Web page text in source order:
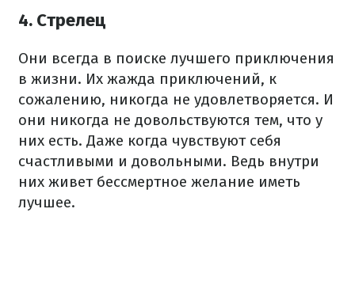
4. Стрелец
Они всегда в поиске лучшего приключения
в жизни. Их жажда приключений, к
сожалению, никогда не удовлетворяется. И
они никогда не довольствуются тем, что у
них есть. Даже когда чувствуют себя
счастливыми и довольными. Ведь внутри
них живет бессмертное желание иметь
лучшее.